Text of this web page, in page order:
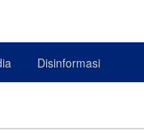
Disinformasi